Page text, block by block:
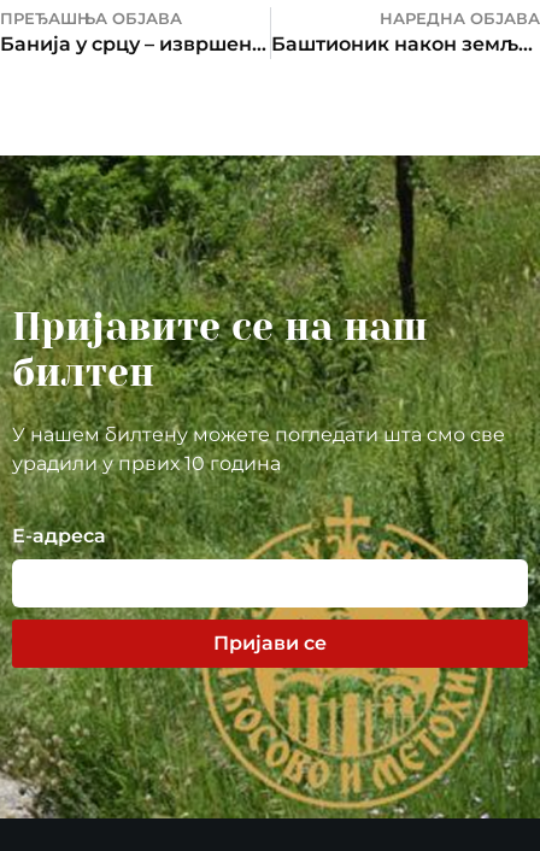
ПРЕЂАШЊА ОБЈАВА
Банија у срцу – извршена уплата
НАРЕДНА ОБЈАВА
Баштионик након земљотреса у Мајским Пољанама и Глини
Пријавите се на наш
билтен
У нашем билтену можете погледати шта смо све
урадили у првих 10 година
Е-адреса
Пријави се